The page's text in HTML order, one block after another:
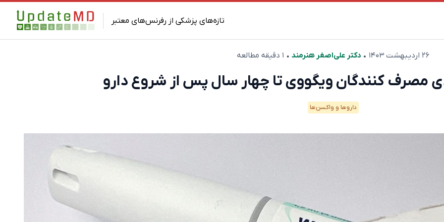
تازه‌های پزشکی از رفرنس‌های معتبر
۲۶ اردیبهشت ۱۴۰۳ •دکتر علی‌اصغر هنرمند • ۱ دقیقه مطالعه
دارو‌ها و واکسن‌ها